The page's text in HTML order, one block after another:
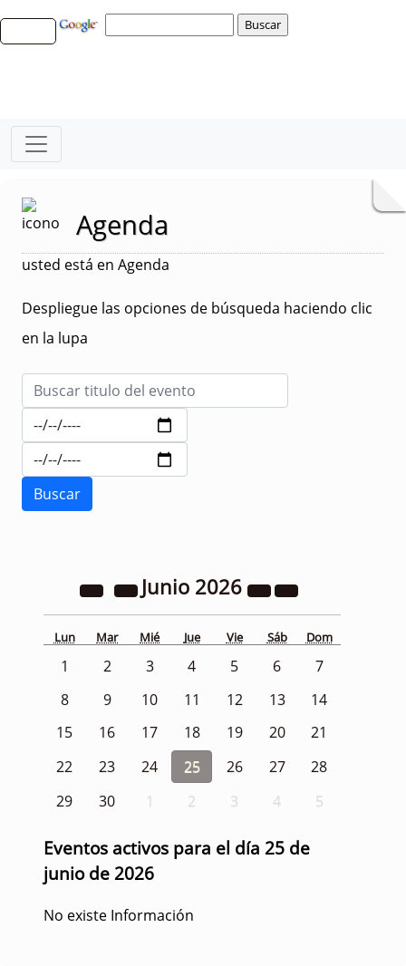
Agenda
usted está en Agenda
Despliegue las opciones de búsqueda haciendo clic
en la lupa
Junio 2026
Lun Mar Mié Jue Vie Sáb Dom
1 2 3 4 5 6
7
8
9 10 11 12 13
14
15
16 17 18 19 20
21
22
23 24 25 26 27
28
29
30 1 2 3 4 5
Eventos activos para el día 25 de
junio de 2026
No existe Información